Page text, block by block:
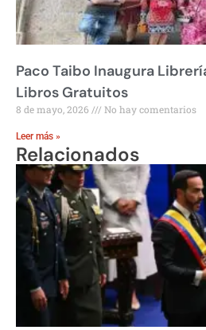
Paco Taibo Inaugura
Libros Gratuitos
8 de mayo, 2026 No hay comentarios
Leer más »
Relacionados